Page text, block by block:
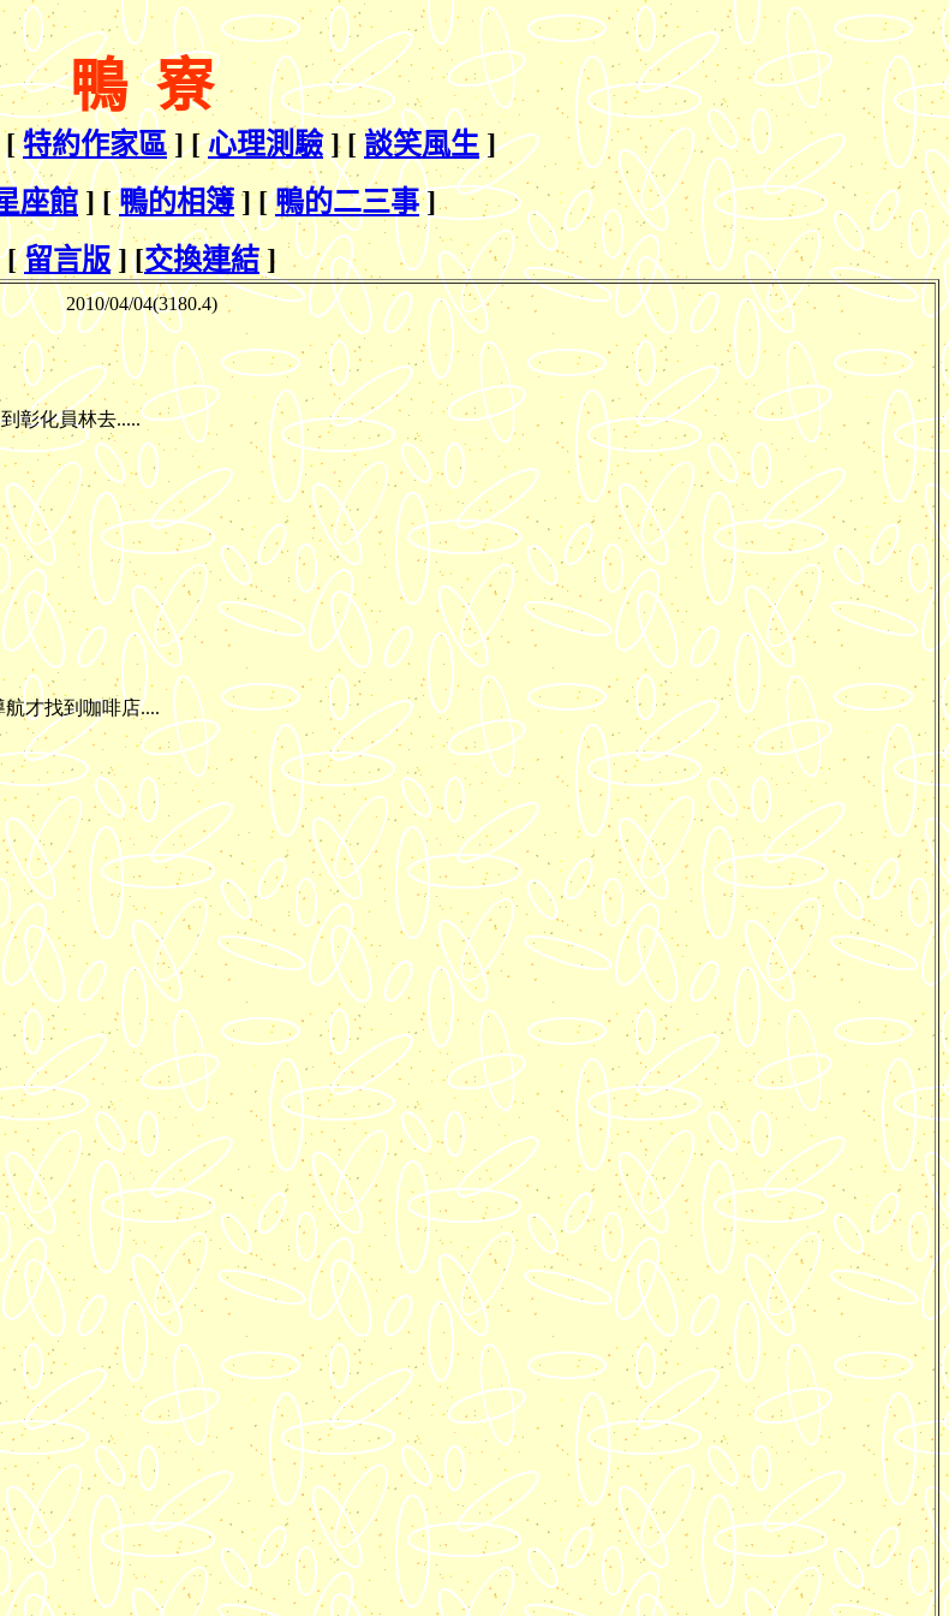
鴨 寮
[特約作家區] [心理測驗] [談笑風生 ]
座館 ] [鴨的相簿] [鴨的二三事]
[留言版] [交換連結]
2010/04/04(3180.4)
彰化員林去.....
才找到咖啡店....